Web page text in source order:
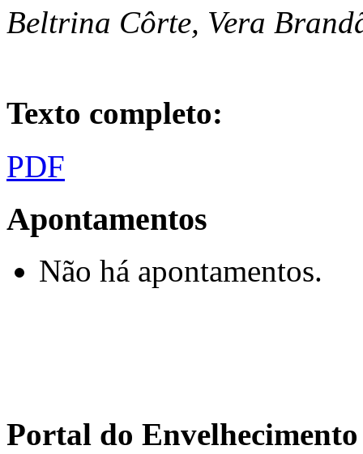
Beltrina Côrte, Vera
Texto completo:
PDF
Apontamentos
Não há apontamentos.
Portal do